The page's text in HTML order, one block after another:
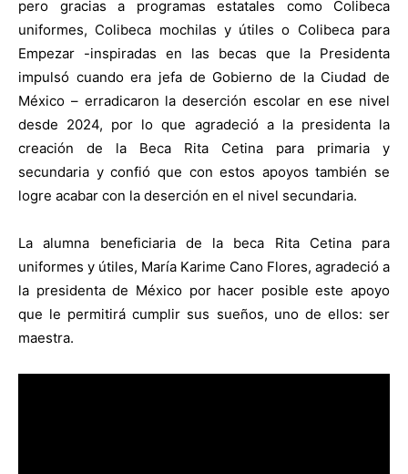
pero gracias a programas estatales como Colibeca
uniformes, Colibeca mochilas y útiles o Colibeca para
Empezar -inspiradas en las becas que la Presidenta
impulsó cuando era jefa de Gobierno de la Ciudad de
México – erradicaron la deserción escolar en ese nivel
desde 2024, por lo que agradeció a la presidenta la
creación de la Beca Rita Cetina para primaria y
secundaria y confió que con estos apoyos también se
logre acabar con la deserción en el nivel secundaria.
La alumna beneficiaria de la beca Rita Cetina para
uniformes y útiles, María Karime Cano Flores, agradeció a
la presidenta de México por hacer posible este apoyo
que le permitirá cumplir sus sueños, uno de ellos: ser
maestra.